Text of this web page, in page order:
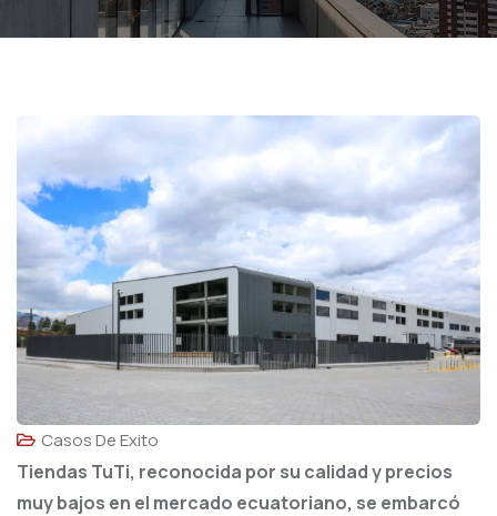
Casos De Exito
Tiendas TuTi, reconocida por su calidad y precios
muy bajos en el mercado ecuatoriano, se embarcó